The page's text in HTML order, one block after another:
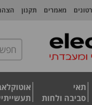
מאמרים תקנון
תאי
סביבה ולחות